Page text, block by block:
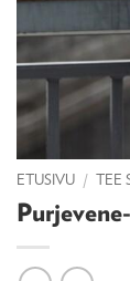
ETUSIVU / TEE